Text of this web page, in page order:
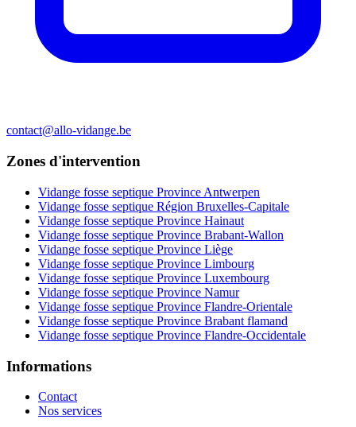
contact@allo-vidange.be
Zones d'intervention
Vidange fosse septique Province Antwerpen
Vidange fosse septique Région Bruxelles-Capitale
Vidange fosse septique Province Hainaut
Vidange fosse septique Province Brabant-Wallon
Vidange fosse septique Province Liège
Vidange fosse septique Province Limbourg
Vidange fosse septique Province Luxembourg
Vidange fosse septique Province Namur
Vidange fosse septique Province Flandre-Orientale
Vidange fosse septique Province Brabant flamand
Vidange fosse septique Province Flandre-Occidentale
Informations
Contact
Nos services